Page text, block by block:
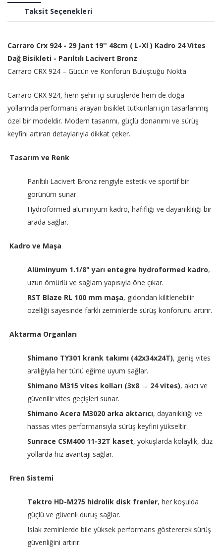
Taksit Seçenekleri
Carraro Crx 924 - 29 Jant 19'' 48cm ( L-Xl ) Kadro 24 Vites
Dağ Bisikleti - Parıltılı Lacivert Bronz
Carraro CRX 924 – Gücün ve Konforun Buluştuğu Nokta
Carraro CRX 924, hem şehir içi sürüşlerde hem de doğa
yollarında performans arayan bisiklet tutkunları için tasarlanmış
özel bir modeldir. Modern tasarımı, güçlü donanımı ve sürüş
keyfini artıran detaylarıyla dikkat çeker.
Tasarım ve Renk
Parıltılı Lacivert Bronz rengiyle estetik ve sportif bir
görünüm sunar.
Hydroformed alüminyum kadro, hafifliği ve dayanıklılığı bir
arada sağlar.
Kadro ve Maşa
Alüminyum 1.1/8" yarı entegre hydroformed kadro,
uzun ömürlü ve sağlam yapısıyla öne çıkar.
RST Blaze RL 100 mm maşa, gidondan kilitlenebilir
özelliği sayesinde farklı zeminlerde sürüş konforunu artırır.
Aktarma Organları
Shimano TY301 krank takımı (42x34x24T), geniş vites
aralığıyla her türlü eğime uyum sağlar.
Shimano M315 vites kolları (3x8 → 24 vites), akıcı ve
güvenilir vites geçişleri sunar.
Shimano Acera M3020 arka aktarıcı, dayanıklılığı ve
hassas vites performansıyla sürüş keyfini yükseltir.
Sunrace CSM400 11-32T kaset, yokuşlarda kolaylık, düz
yollarda hız avantajı sağlar.
Fren Sistemi
Tektro HD-M275 hidrolik disk frenler, her koşulda
güçlü ve güvenli duruş sağlar.
Islak zeminlerde bile yüksek performans göstererek sürüş
güvenliğini artırır.